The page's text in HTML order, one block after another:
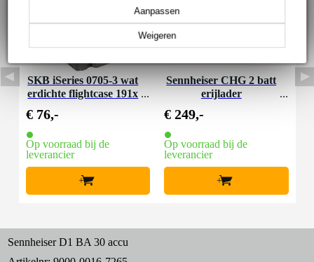
Weigeren
Aanpassen
SKB iSeries 0705-3 wat
erdichte flightcase 191x
€ 76,-
Op voorraad bij de
leverancier
+
Sennheiser CHG 2 batt
erijlader
€ 249,-
Op voorraad bij de
leverancier
+
Sennheiser D1 BA 30 accu